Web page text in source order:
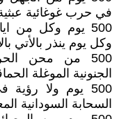
في حرب غوغائية
500 يوم وكل من
وكل يوم ينذر بالأتي
500 من محن
الجنونية الموغلة
500 يوم ولا
السحابة السودانية